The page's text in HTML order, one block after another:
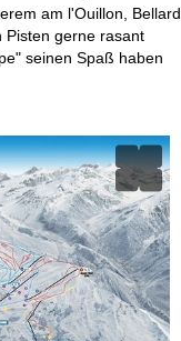
am l'Ouillon, Bellard
Pisten gerne rasant
seinen Spaß haben